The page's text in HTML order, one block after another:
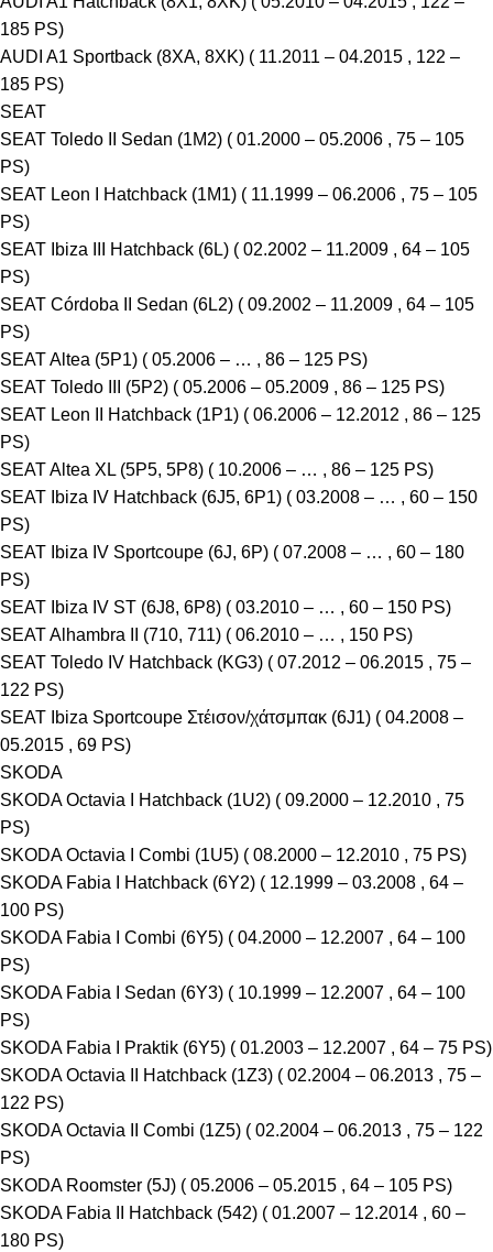
185 PS)
AUDI A1 Sportback (8XA, 8XK) ( 11.2011 – 04.2015 , 122 –
185 PS)
SEAT
SEAT Toledo II Sedan (1M2) ( 01.2000 – 05.2006 , 75 – 105
PS)
SEAT Leon I Hatchback (1M1) ( 11.1999 – 06.2006 , 75 – 105
PS)
SEAT Ibiza III Hatchback (6L) ( 02.2002 – 11.2009 , 64 – 105
PS)
SEAT Córdoba II Sedan (6L2) ( 09.2002 – 11.2009 , 64 – 105
PS)
SEAT Altea (5P1) ( 05.2006 – … , 86 – 125 PS)
SEAT Toledo III (5P2) ( 05.2006 – 05.2009 , 86 – 125 PS)
SEAT Leon II Hatchback (1P1) ( 06.2006 – 12.2012 , 86 – 125
PS)
SEAT Altea XL (5P5, 5P8) ( 10.2006 – … , 86 – 125 PS)
SEAT Ibiza IV Hatchback (6J5, 6P1) ( 03.2008 – … , 60 – 150
PS)
SEAT Ibiza IV Sportcoupe (6J, 6P) ( 07.2008 – … , 60 – 180
PS)
SEAT Ibiza IV ST (6J8, 6P8) ( 03.2010 – … , 60 – 150 PS)
SEAT Alhambra II (710, 711) ( 06.2010 – … , 150 PS)
SEAT Toledo IV Hatchback (KG3) ( 07.2012 – 06.2015 , 75 –
122 PS)
SEAT Ibiza Sportcoupe Στέισον/χάτσμπακ (6J1) ( 04.2008 –
05.2015 , 69 PS)
SKODA
SKODA Octavia I Hatchback (1U2) ( 09.2000 – 12.2010 , 75
PS)
SKODA Octavia I Combi (1U5) ( 08.2000 – 12.2010 , 75 PS)
SKODA Fabia I Hatchback (6Y2) ( 12.1999 – 03.2008 , 64 –
100 PS)
SKODA Fabia I Combi (6Y5) ( 04.2000 – 12.2007 , 64 – 100
PS)
SKODA Fabia I Sedan (6Y3) ( 10.1999 – 12.2007 , 64 – 100
PS)
SKODA Fabia I Praktik (6Y5) ( 01.2003 – 12.2007 , 64 – 75 PS)
SKODA Octavia II Hatchback (1Z3) ( 02.2004 – 06.2013 , 75 –
122 PS)
SKODA Octavia II Combi (1Z5) ( 02.2004 – 06.2013 , 75 – 122
PS)
SKODA Roomster (5J) ( 05.2006 – 05.2015 , 64 – 105 PS)
SKODA Fabia II Hatchback (542) ( 01.2007 – 12.2014 , 60 –
180 PS)